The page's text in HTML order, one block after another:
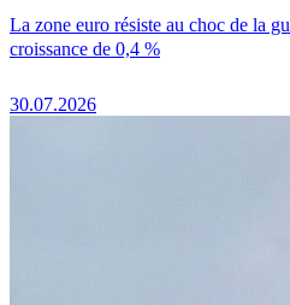
La zone euro résiste au choc de la
croissance de 0,4 %
30.07.2026